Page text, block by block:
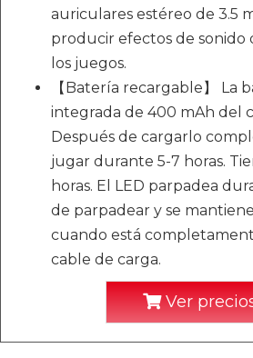
auriculares estéreo de 3.5
producir efectos de sonido
los juegos.
【Batería recargable】 La
integrada de 400 mAh del
Después de cargarlo
jugar durante 5-7 horas.
horas. El LED parpadea
de parpadear y se
cuando está
cable de carga.
Ver